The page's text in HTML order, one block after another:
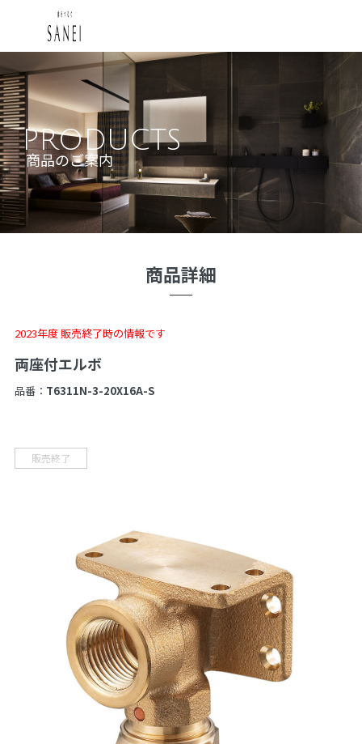
PRODUCTS
商品のご案内
商品詳細
2023年度 販売終了時の情報です
両座付エルボ
品番： T6311N-3-20X16A-S
販売終了